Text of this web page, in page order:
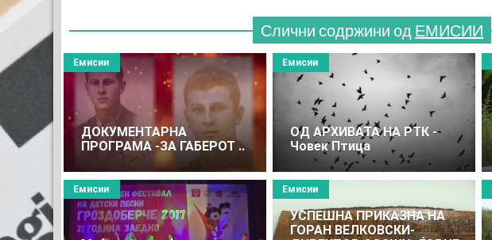
Слични содржини од ЕМИСИИ
ДОКУМЕНТАРНА
ПРОГРАМА -ЗА ГАБЕРОТ ..
Емисии
ОД АРХИВАТА НА РТК -
Човек Птица
Емисии
Емисии
УСПЕШНА ПРИКАЗНА НА
ГОРАН ВЕЛКОВСКИ-
Емисии